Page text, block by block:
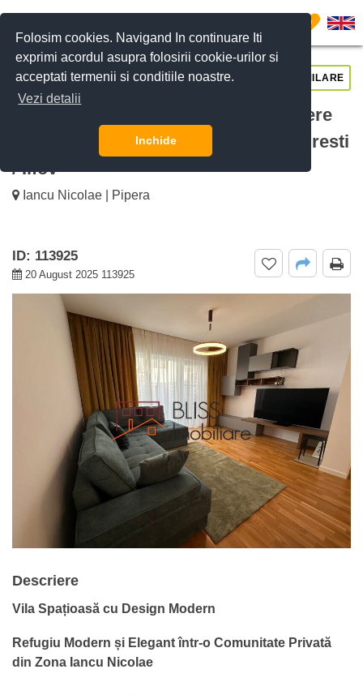
Folosim cookies. Navigand In continuare Iti
exprimi acordul asupra folosirii cookie-urilor si
acceptati termenii si conditiile noastre.
Vezi detalii
Inchide
0
De inchiriat Vila Modernă cu 5 Camere
New Point Villas, Pipera Nord, Bucuresti
/ Ilfov
Iancu Nicolae | Pipera
ID: 113925
20 August 2025 113925
Descriere
Vila Spațioasă cu Design Modern
Refugiu Modern și Elegant într-o Comunitate Privată
din Zona Iancu Nicolae
CERE DETALII SUNĂ-NE SIMILARE